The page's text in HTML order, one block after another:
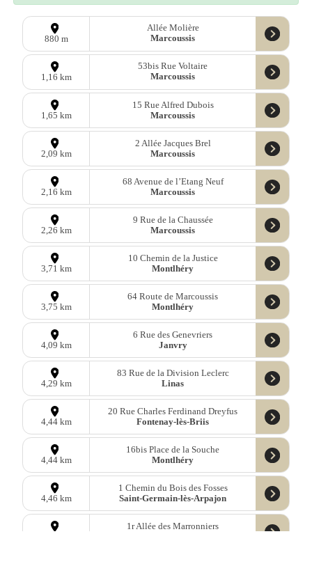
880 m
Allée Molière
Marcoussis
1,16 km
53bis Rue Voltaire
Marcoussis
1,65 km
15 Rue Alfred Dubois
Marcoussis
2,09 km
2 Allée Jacques Brel
Marcoussis
2,16 km
68 Avenue de l’Etang Neuf
Marcoussis
2,26 km
9 Rue de la Chaussée
Marcoussis
3,71 km
10 Chemin de la Justice
Montlhéry
3,75 km
64 Route de Marcoussis
Montlhéry
4,09 km
6 Rue des Genevriers
Janvry
4,29 km
83 Rue de la Division Leclerc
Linas
4,44 km
20 Rue Charles Ferdinand Dreyfus
Fontenay-lès-Briis
4,44 km
16bis Place de la Souche
Montlhéry
4,46 km
1 Chemin du Bois des Fosses
Saint-Germain-lès-Arpajon
1r Allée des Marronniers